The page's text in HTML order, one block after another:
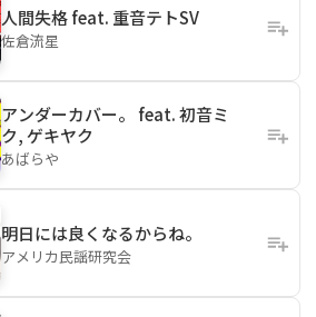
人間失格 feat. 重音テトSV
佐倉流星
アンダーカバー。 feat. 初音ミ
ク, ゲキヤク
あばらや
明日には良くなるからね。
アメリカ民謡研究会